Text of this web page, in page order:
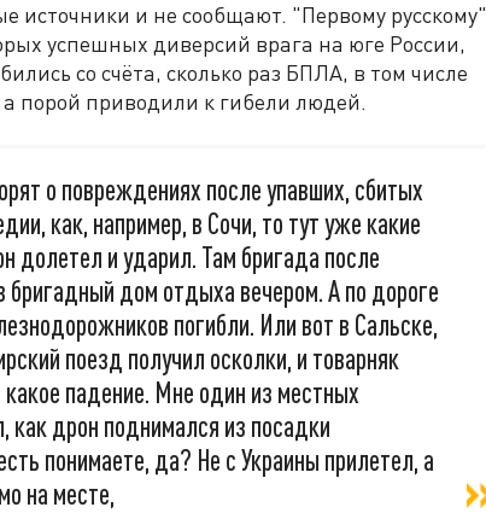
источники и не сообщают. "Первому русскому"
успешных диверсий врага на юге России,
со счёта, сколько раз БПЛА, в том числе
порой приводили к гибели людей.
о повреждениях после упавших, сбитых
как, например, в Сочи, то тут уже какие
долетел и ударил. Там бригада после
бригадный дом отдыха вечером. А по дороге
погибли. Или вот в Сальске,
поезд получил осколки, и товарняк
падение. Мне один из местных
как дрон поднимался из посадки
понимаете, да? Не с Украины прилетел, а
на месте,